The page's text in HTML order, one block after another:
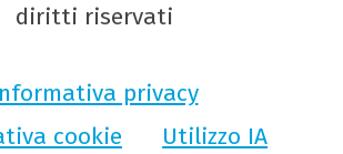
diritti riservati
privacy
cookie
Utilizzo IA